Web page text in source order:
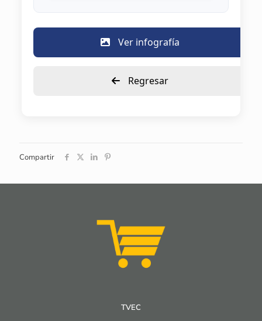
Ver infografía
Regresar
Compartir
TVEC